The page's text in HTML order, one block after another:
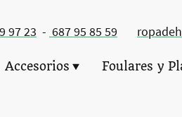
97 23 - 687 95 85 59
Accesorios Foulares y